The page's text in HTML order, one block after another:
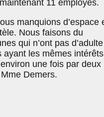
11 employés.
manquions d’espace
Nous faisons du
qui n’ont pas d’adulte
les mêmes intérêts
une fois par deux
Demers.